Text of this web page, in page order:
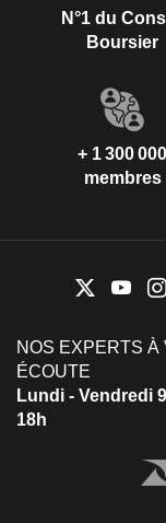
N°1 du
Boursier
+ 1 300 000
membres
NOS EXPERTS À
ÉCOUTE
Lundi - Vendredi
18h